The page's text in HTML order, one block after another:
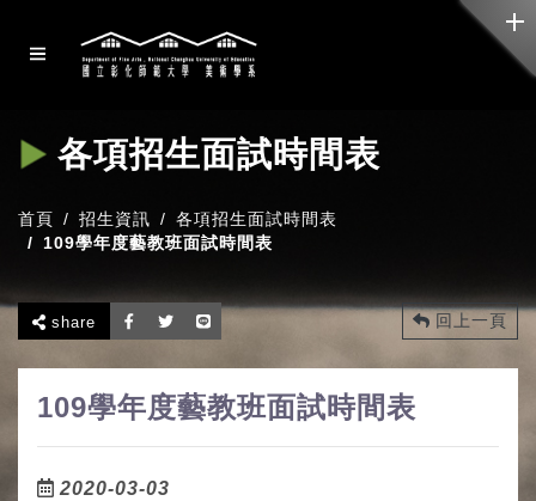
各項招生面試時間表
首頁 招生資訊
各項招生面試時間表
109學年度藝教班面試時間表
share 回上一頁
109學年度藝教班面試時間表
2020-03-03